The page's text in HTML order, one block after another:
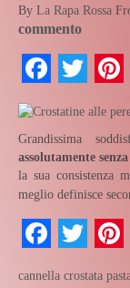
By La Rapa Rossa
commento
Grandissima
assolutamente
la sua consistenza
meglio definisce
cannella crostata